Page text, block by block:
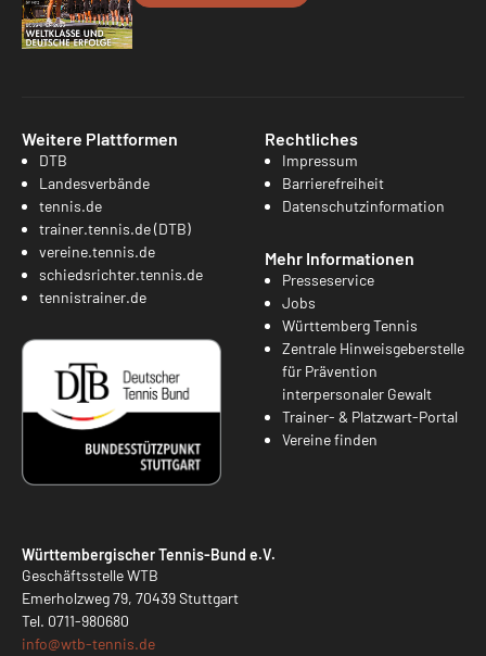
Weitere Plattformen
DTB
Landesverbände
tennis.de
trainer.tennis.de (DTB)
vereine.tennis.de
schiedsrichter.tennis.de
tennistrainer.de
Rechtliches
Impressum
Barrierefreiheit
Datenschutzinformation
Mehr Informationen
Presseservice
Jobs
Württemberg Tennis
Zentrale Hinweisgeberstelle
für Prävention
interpersonaler Gewalt
Trainer- & Platzwart-Portal
Vereine finden
Württembergischer Tennis-Bund e.V.
Geschäftsstelle WTB
Emerholzweg 79, 70439 Stuttgart
Tel. 0711-980680
info@wtb-tennis.de